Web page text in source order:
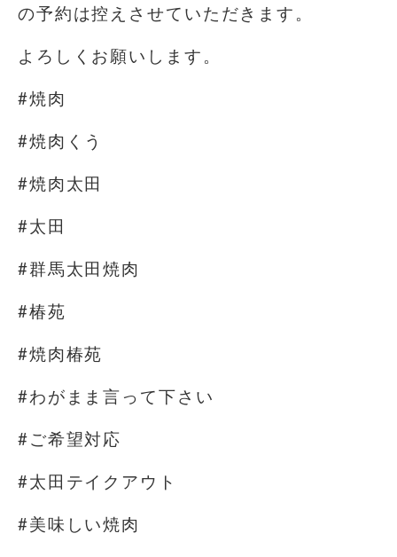
の予約は控えさせていただきます。
よろしくお願いします。
#焼肉
#焼肉くう
#焼肉太田
#太田
#群馬太田焼肉
#椿苑
#焼肉椿苑
#わがまま言って下さい
#ご希望対応
#太田テイクアウト
#美味しい焼肉